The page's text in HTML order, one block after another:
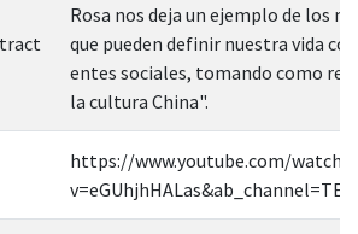
Rosa nos deja un ejemplo de los
que pueden definir nuestra vida
entes sociales, tomando como
la cultura China".
https://www.youtube.com/watch?